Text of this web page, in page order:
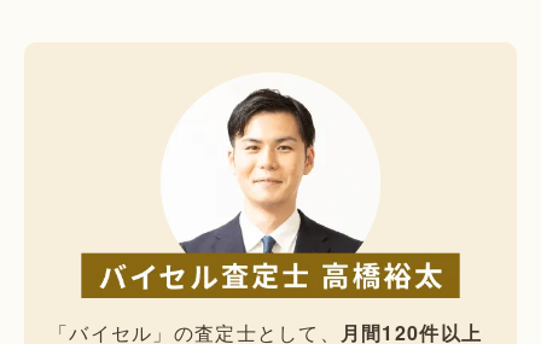
「バイセル」の査定士として、 月間120件以上